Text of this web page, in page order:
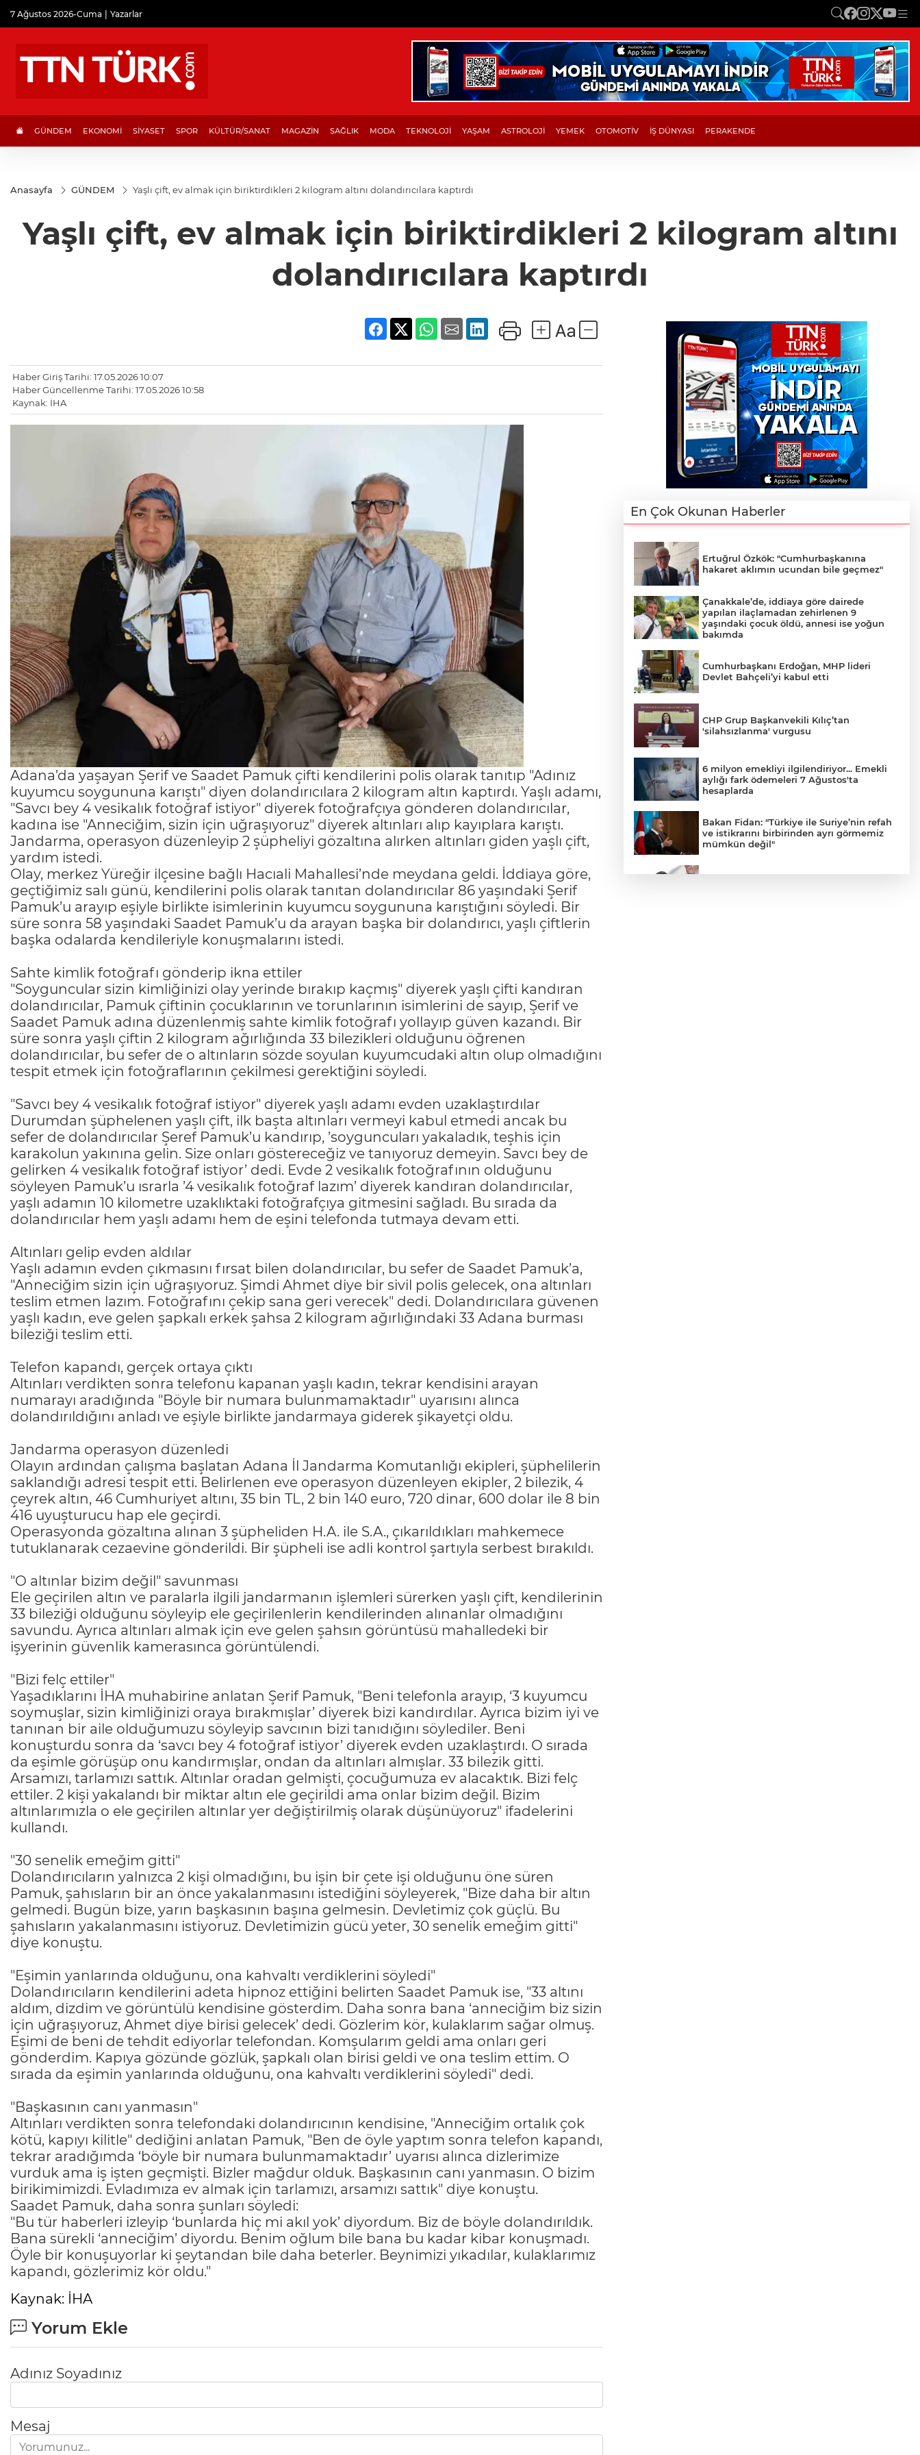
7 Ağustos 2026-Cuma Yazarlar
GÜNDEM EKONOMİ SİYASET SPOR KÜLTÜR/SANAT MAGAZİN SAĞLIK MODA TEKNOLOJİ YAŞAM ASTROLOJİ YEMEK OTOMOTİV İŞ DÜNYASI PERAKENDE
Anasayfa GÜNDEM Yaşlı çift, ev almak için biriktirdikleri 2 kilogram altını dolandırıcılara kaptırdı
Yaşlı çift, ev almak için biriktirdikleri 2 kilogram altını
dolandırıcılara kaptırdı
Haber Giriş Tarihi: 17.05.2026 10:07
Haber Güncellenme Tarihi: 17.05.2026 10:58
Kaynak: İHA
Adana’da yaşayan Şerif ve Saadet Pamuk çifti kendilerini polis olarak tanıtıp "Adınız
kuyumcu soygununa karıştı" diyen dolandırıcılara 2 kilogram altın kaptırdı. Yaşlı adamı,
"Savcı bey 4 vesikalık fotoğraf istiyor" diyerek fotoğrafçıya gönderen dolandırıcılar,
kadına ise "Anneciğim, sizin için uğraşıyoruz" diyerek altınları alıp kayıplara karıştı.
Jandarma, operasyon düzenleyip 2 şüpheliyi gözaltına alırken altınları giden yaşlı çift,
yardım istedi.
Olay, merkez Yüreğir ilçesine bağlı Hacıali Mahallesi’nde meydana geldi. İddiaya göre,
geçtiğimiz salı günü, kendilerini polis olarak tanıtan dolandırıcılar 86 yaşındaki Şerif
Pamuk’u arayıp eşiyle birlikte isimlerinin kuyumcu soygununa karıştığını söyledi. Bir
süre sonra 58 yaşındaki Saadet Pamuk’u da arayan başka bir dolandırıcı, yaşlı çiftlerin
başka odalarda kendileriyle konuşmalarını istedi.
Sahte kimlik fotoğrafı gönderip ikna ettiler
"Soyguncular sizin kimliğinizi olay yerinde bırakıp kaçmış" diyerek yaşlı çifti kandıran
dolandırıcılar, Pamuk çiftinin çocuklarının ve torunlarının isimlerini de sayıp, Şerif ve
Saadet Pamuk adına düzenlenmiş sahte kimlik fotoğrafı yollayıp güven kazandı. Bir
süre sonra yaşlı çiftin 2 kilogram ağırlığında 33 bilezikleri olduğunu öğrenen
dolandırıcılar, bu sefer de o altınların sözde soyulan kuyumcudaki altın olup olmadığını
tespit etmek için fotoğraflarının çekilmesi gerektiğini söyledi.
"Savcı bey 4 vesikalık fotoğraf istiyor" diyerek yaşlı adamı evden uzaklaştırdılar
Durumdan şüphelenen yaşlı çift, ilk başta altınları vermeyi kabul etmedi ancak bu
sefer de dolandırıcılar Şeref Pamuk’u kandırıp, ’soyguncuları yakaladık, teşhis için
karakolun yakınına gelin. Size onları göstereceğiz ve tanıyoruz demeyin. Savcı bey de
gelirken 4 vesikalık fotoğraf istiyor’ dedi. Evde 2 vesikalık fotoğrafının olduğunu
söyleyen Pamuk’u ısrarla ’4 vesikalık fotoğraf lazım’ diyerek kandıran dolandırıcılar,
yaşlı adamın 10 kilometre uzaklıktaki fotoğrafçıya gitmesini sağladı. Bu sırada da
dolandırıcılar hem yaşlı adamı hem de eşini telefonda tutmaya devam etti.
Altınları gelip evden aldılar
Yaşlı adamın evden çıkmasını fırsat bilen dolandırıcılar, bu sefer de Saadet Pamuk’a,
"Anneciğim sizin için uğraşıyoruz. Şimdi Ahmet diye bir sivil polis gelecek, ona altınları
teslim etmen lazım. Fotoğrafını çekip sana geri verecek" dedi. Dolandırıcılara güvenen
yaşlı kadın, eve gelen şapkalı erkek şahsa 2 kilogram ağırlığındaki 33 Adana burması
bileziği teslim etti.
Telefon kapandı, gerçek ortaya çıktı
Altınları verdikten sonra telefonu kapanan yaşlı kadın, tekrar kendisini arayan
numarayı aradığında "Böyle bir numara bulunmamaktadır" uyarısını alınca
dolandırıldığını anladı ve eşiyle birlikte jandarmaya giderek şikayetçi oldu.
Jandarma operasyon düzenledi
Olayın ardından çalışma başlatan Adana İl Jandarma Komutanlığı ekipleri, şüphelilerin
saklandığı adresi tespit etti. Belirlenen eve operasyon düzenleyen ekipler, 2 bilezik, 4
çeyrek altın, 46 Cumhuriyet altını, 35 bin TL, 2 bin 140 euro, 720 dinar, 600 dolar ile 8 bin
416 uyuşturucu hap ele geçirdi.
Operasyonda gözaltına alınan 3 şüpheliden H.A. ile S.A., çıkarıldıkları mahkemece
tutuklanarak cezaevine gönderildi. Bir şüpheli ise adli kontrol şartıyla serbest bırakıldı.
"O altınlar bizim değil" savunması
Ele geçirilen altın ve paralarla ilgili jandarmanın işlemleri sürerken yaşlı çift, kendilerinin
33 bileziği olduğunu söyleyip ele geçirilenlerin kendilerinden alınanlar olmadığını
savundu. Ayrıca altınları almak için eve gelen şahsın görüntüsü mahalledeki bir
işyerinin güvenlik kamerasınca görüntülendi.
"Bizi felç ettiler"
Yaşadıklarını İHA muhabirine anlatan Şerif Pamuk, "Beni telefonla arayıp, ‘3 kuyumcu
soymuşlar, sizin kimliğinizi oraya bırakmışlar’ diyerek bizi kandırdılar. Ayrıca bizim iyi ve
tanınan bir aile olduğumuzu söyleyip savcının bizi tanıdığını söylediler. Beni
konuşturdu sonra da ‘savcı bey 4 fotoğraf istiyor’ diyerek evden uzaklaştırdı. O sırada
da eşimle görüşüp onu kandırmışlar, ondan da altınları almışlar. 33 bilezik gitti.
Arsamızı, tarlamızı sattık. Altınlar oradan gelmişti, çocuğumuza ev alacaktık. Bizi felç
ettiler. 2 kişi yakalandı bir miktar altın ele geçirildi ama onlar bizim değil. Bizim
altınlarımızla o ele geçirilen altınlar yer değiştirilmiş olarak düşünüyoruz" ifadelerini
kullandı.
"30 senelik emeğim gitti"
Dolandırıcıların yalnızca 2 kişi olmadığını, bu işin bir çete işi olduğunu öne süren
Pamuk, şahısların bir an önce yakalanmasını istediğini söyleyerek, "Bize daha bir altın
gelmedi. Bugün bize, yarın başkasının başına gelmesin. Devletimiz çok güçlü. Bu
şahısların yakalanmasını istiyoruz. Devletimizin gücü yeter, 30 senelik emeğim gitti"
diye konuştu.
"Eşimin yanlarında olduğunu, ona kahvaltı verdiklerini söyledi"
Dolandırıcıların kendilerini adeta hipnoz ettiğini belirten Saadet Pamuk ise, "33 altını
aldım, dizdim ve görüntülü kendisine gösterdim. Daha sonra bana ‘anneciğim biz sizin
için uğraşıyoruz, Ahmet diye birisi gelecek’ dedi. Gözlerim kör, kulaklarım sağar olmuş.
Eşimi de beni de tehdit ediyorlar telefondan. Komşularım geldi ama onları geri
gönderdim. Kapıya gözünde gözlük, şapkalı olan birisi geldi ve ona teslim ettim. O
sırada da eşimin yanlarında olduğunu, ona kahvaltı verdiklerini söyledi" dedi.
"Başkasının canı yanmasın"
Altınları verdikten sonra telefondaki dolandırıcının kendisine, "Anneciğim ortalık çok
kötü, kapıyı kilitle" dediğini anlatan Pamuk, "Ben de öyle yaptım sonra telefon kapandı,
tekrar aradığımda ‘böyle bir numara bulunmamaktadır’ uyarısı alınca dizlerimize
vurduk ama iş işten geçmişti. Bizler mağdur olduk. Başkasının canı yanmasın. O bizim
birikimimizdi. Evladımıza ev almak için tarlamızı, arsamızı sattık" diye konuştu.
Saadet Pamuk, daha sonra şunları söyledi:
"Bu tür haberleri izleyip ‘bunlarda hiç mi akıl yok’ diyordum. Biz de böyle dolandırıldık.
Bana sürekli ‘anneciğim’ diyordu. Benim oğlum bile bana bu kadar kibar konuşmadı.
Öyle bir konuşuyorlar ki şeytandan bile daha beterler. Beynimizi yıkadılar, kulaklarımız
kapandı, gözlerimiz kör oldu."
Kaynak: İHA
Yorum Ekle
Adınız Soyadınız
Mesaj
En Çok Okunan Haberler
Ertuğrul Özkök: "Cumhurbaşkanına
hakaret aklımın ucundan bile geçmez"
Çanakkale’de, iddiaya göre dairede
yapılan ilaçlamadan zehirlenen 9
yaşındaki çocuk öldü, annesi ise yoğun
bakımda
Cumhurbaşkanı Erdoğan, MHP lideri
Devlet Bahçeli’yi kabul etti
CHP Grup Başkanvekili Kılıç’tan
'silahsızlanma' vurgusu
6 milyon emekliyi ilgilendiriyor... Emekli
aylığı fark ödemeleri 7 Ağustos'ta
hesaplarda
Bakan Fidan: "Türkiye ile Suriye’nin refah
ve istikrarını birbirinden ayrı görmemiz
mümkün değil"